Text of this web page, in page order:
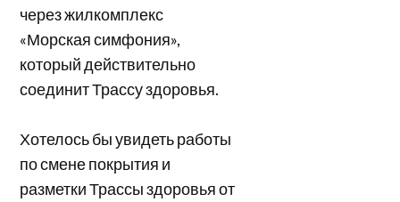
через жилкомплекс
«Морская симфония»,
который действительно
соединит Трассу здоровья.
Хотелось бы увидеть работы
по смене покрытия и
разметки Трассы здоровья от